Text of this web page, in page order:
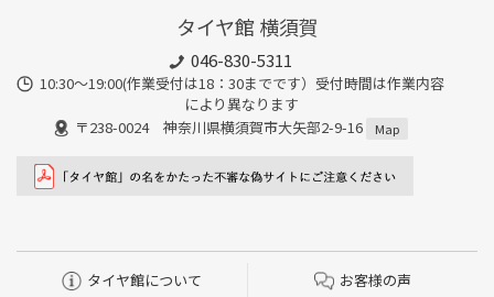
タイヤ館 横須賀
046-830-5311
10:30～19:00(作業受付は18：30までです）受付時間は作業内容
により異なります
〒238-0024 神奈川県横須賀市大矢部2-9-16
Map
タイヤ館について お客様の声